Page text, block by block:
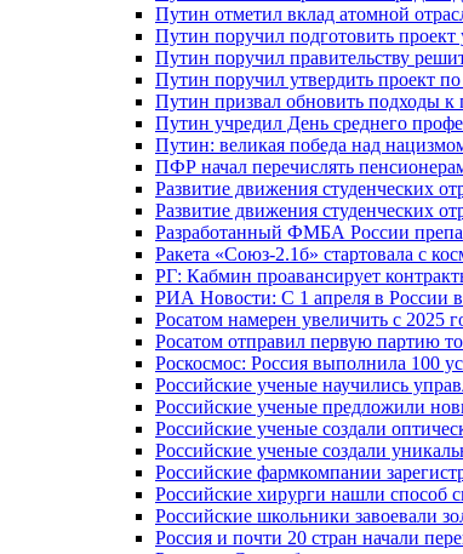
Путин отметил вклад атомной
Путин поручил подготовить
Путин поручил правительству
Путин поручил утвердить проект
Путин призвал обновить подходы
Путин учредил День среднего
Путин: великая победа над
ПФР начал перечислять
Развитие движения студенческих
Развитие движения студенческих
Разработанный ФМБА России
Ракета «Союз-2.1б» стартовала с
РГ: Кабмин проавансирует
РИА Новости: С 1 апреля в России
Росатом намерен увеличить с 2025
Росатом отправил первую партию
Роскосмос: Россия выполнила 100
Российские ученые научились
Российские ученые предложили
Российские ученые создали
Российские ученые создали
Российские фармкомпании
Российские хирурги нашли способ
Российские школьники завоевали
Россия и почти 20 стран начали